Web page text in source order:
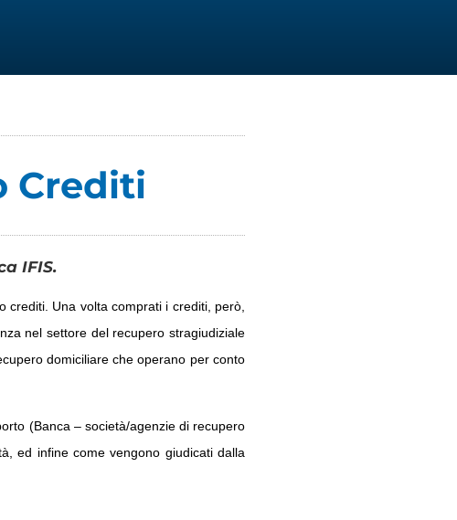
Crediti
IFIS.
crediti. Una volta comprati i crediti, però,
nel settore del recupero stragiudiziale
domiciliare che operano per conto
(Banca – società/agenzie di recupero
ed infine come vengono giudicati dalla